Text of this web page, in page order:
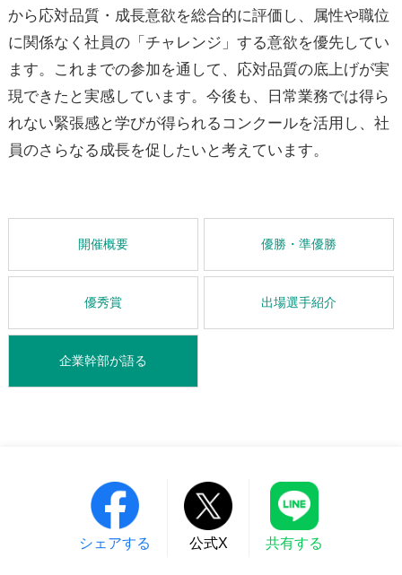
から応対品質・成長意欲を総合的に評価し、属性や職位
に関係なく社員の「チャレンジ」する意欲を優先してい
ます。これまでの参加を通して、応対品質の底上げが実
現できたと実感しています。今後も、日常業務では得ら
れない緊張感と学びが得られるコンクールを活用し、社
員のさらなる成長を促したいと考えています。
開催概要 優勝・準優勝
優秀賞 出場選手紹介
企業幹部が語る
シェアする 公式X 共有する